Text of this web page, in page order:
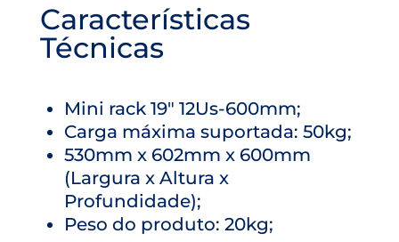
Características
Técnicas
Mini rack 19″ 12Us-600mm;
Carga máxima suportada: 50kg;
530mm x 602mm x 600mm
(Largura x Altura x
Profundidade);
Peso do produto: 20kg;